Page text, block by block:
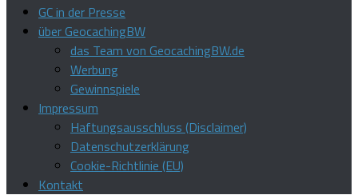
GC in der Presse
über GeocachingBW
das Team von GeocachingBW.de
Werbung
Gewinnspiele
Impressum
Haftungsausschluss (Disclaimer)
Datenschutzerklärung
Cookie-Richtlinie (EU)
Kontakt